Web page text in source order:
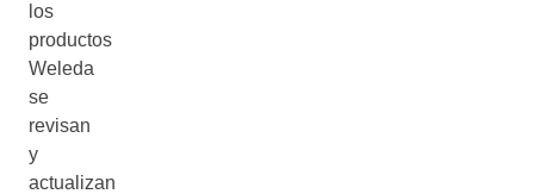
los
productos
Weleda
se
revisan
y
actualizan